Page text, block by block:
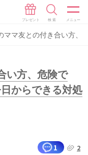
ママ友との付き合い方
い方、危険で
からできる対処
1
2